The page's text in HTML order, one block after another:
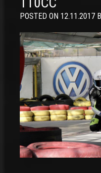
POSTED ON 12.11.2017